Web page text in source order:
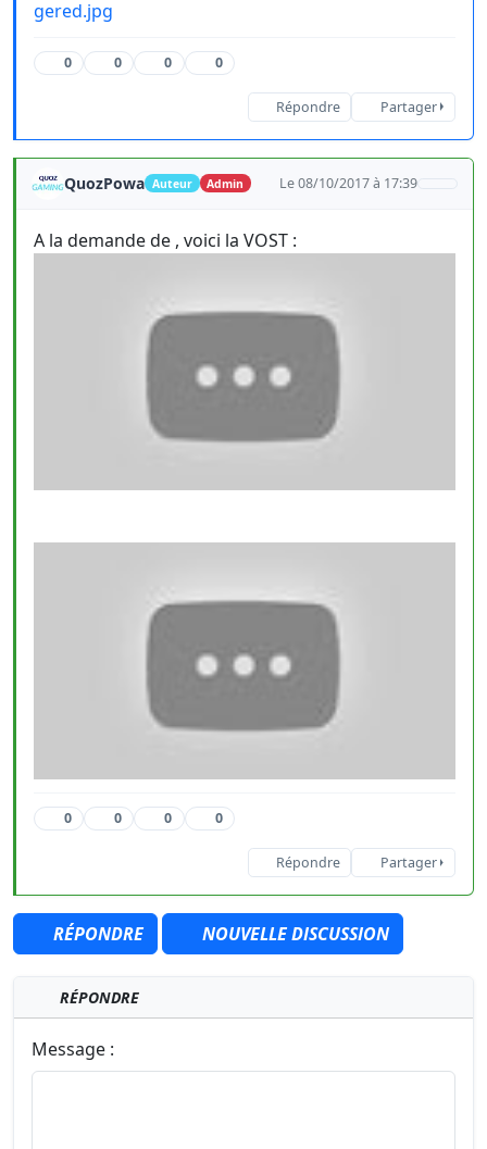
gered.jpg
0 0 0 0
Répondre Partager
QuozPowa Auteur Admin Le 08/10/2017 à 17:39
A la demande de , voici la VOST :
0 0 0 0
Répondre Partager
RÉPONDRE NOUVELLE DISCUSSION
RÉPONDRE
Message :